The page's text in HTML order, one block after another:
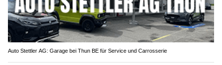
Auto Stettler AG: Garage bei Thun BE für Service und Carrosserie